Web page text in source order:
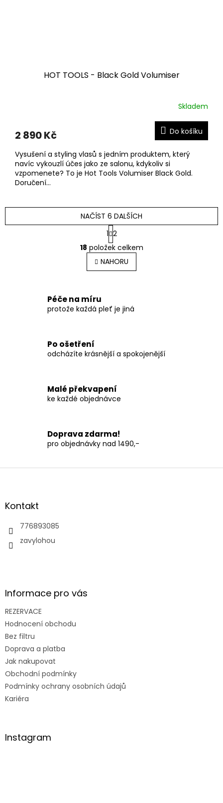
HOT TOOLS - Black Gold Volumiser
je
z
5
hvězdiček.
Skladem
2 890 Kč Do košíku
Vysušení a styling vlasů s jedním produktem, který
navíc vykouzlí účes jako ze salonu, kdykoliv si
vzpomenete? To je Hot Tools Volumiser Black Gold.
Doručení...
O
v
l
á
í
k
y
p
i
s
NAČÍST 6 DALŠÍCH
S
t
r
á
n
k
n
í
1 2
18 položek celkem
NAHORU
Péče na míru
protože každá pleť je jiná
Po ošetření
odcházíte krásnější a spokojenější
Malé překvapení
ke každé objednávce
Doprava zdarma!
pro objednávky nad 1490,-
Z
aKontakt
776893085
zavylohou
Informace pro vás
REZERVACE
Hodnocení obchodu
Bez filtru
Doprava a platba
Jak nakupovat
Obchodní podmínky
Podmínky ochrany osobních údajů
Kariéra
Instagram